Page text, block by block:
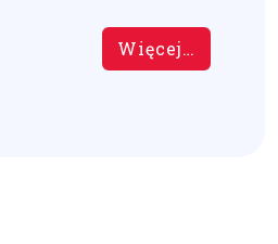
Więcej…